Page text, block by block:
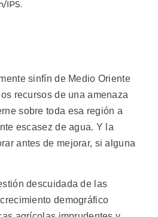
IPS.
sinfín de Medio Oriente
recursos de una amenaza
sobre toda esa región a
escasez de agua. Y la
antes de mejorar, si alguna
descuidada de las
demográfico